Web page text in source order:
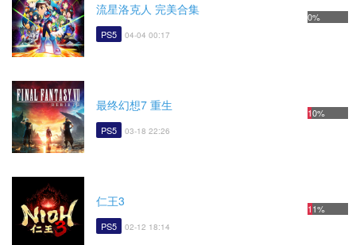
流星洛克人 完美合集
PS5 04-04 00:17
0%
最终幻想7 重生
PS5 03-18 22:26
10%
仁王3
PS5 02-12 18:14
11%